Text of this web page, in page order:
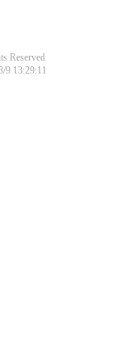
Reserved
13:29:11